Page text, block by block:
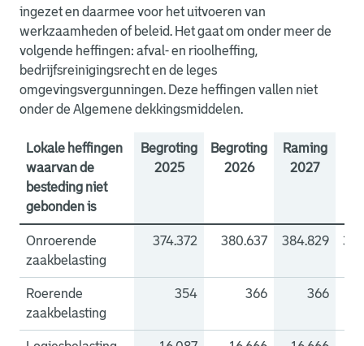
ingezet en daarmee voor het uitvoeren van
werkzaamheden of beleid. Het gaat om onder meer de
volgende heffingen: afval- en rioolheffing,
bedrijfsreinigingsrecht en de leges
omgevingsvergunningen. Deze heffingen vallen niet
onder de Algemene dekkingsmiddelen.
Lokale heffingen
waarvan de
besteding niet
gebonden is
Begroting
2025
Begroting
2026
Raming
2027
Onroerende
zaakbelasting
374.372 380.637 384.829
Roerende
zaakbelasting
354 366 366